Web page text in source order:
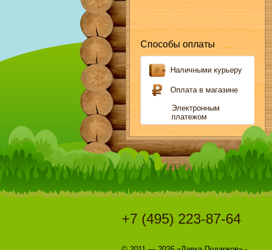
Способы оплаты
Наличными курьеру
Оплата в магазине
Электронным
платежом
+7 (495) 223-87-64